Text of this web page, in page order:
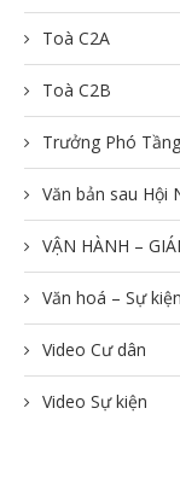
Toà C2A
Toà C2B
Trưởng Phó Tầng
Văn bản sau Hội
VẬN HÀNH –
Văn hoá – Sự kiện
Video Cư dân
Video Sự kiện